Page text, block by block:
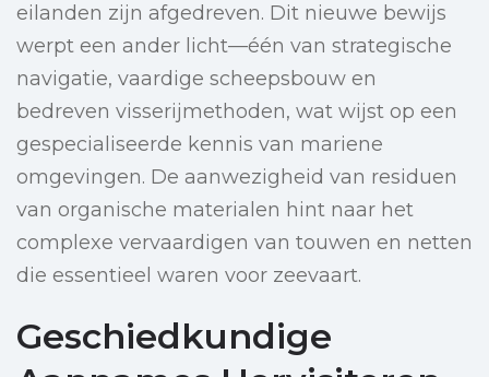
eilanden zijn afgedreven. Dit nieuwe bewijs
werpt een ander licht—één van strategische
navigatie, vaardige scheepsbouw en
bedreven visserijmethoden, wat wijst op een
gespecialiseerde kennis van mariene
omgevingen. De aanwezigheid van residuen
van organische materialen hint naar het
complexe vervaardigen van touwen en netten
die essentieel waren voor zeevaart.
Geschiedkundige